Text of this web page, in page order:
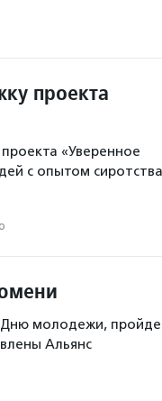
проекта
«Уверенное
с опытом сиротства
Дню молодежи,
Альянс